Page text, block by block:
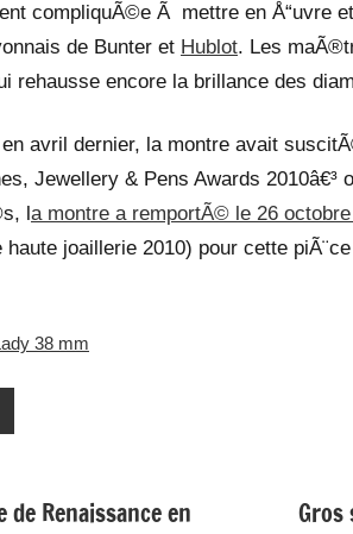
compliquÃ©e Ã mettre en Å“uvre
de Bunter et Hublot. Les
rehausse encore la brillance des
avril dernier, la montre avait
Jewellery & Pens Awards
l a montre a remportÃ© le 26
haute joaillerie 2010) pour cette
38 mm
de Renaissance en
Gros